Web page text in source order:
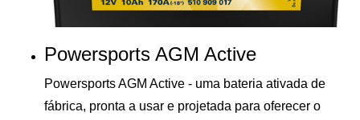
Powersports AGM Active
Powersports AGM Active - uma bateria ativada de
fábrica, pronta a usar e projetada para oferecer o